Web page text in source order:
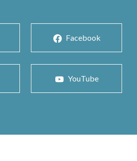
Facebook
YouTube